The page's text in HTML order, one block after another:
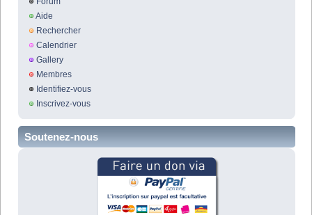
Aide
Rechercher
Calendrier
Gallery
Membres
Identifiez-vous
Inscrivez-vous
Soutenez-nous